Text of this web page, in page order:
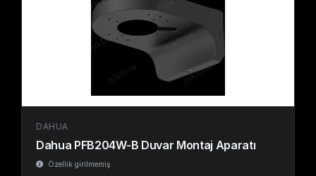
DAHUA
Dahua PFB204W-B Duvar Montaj Aparatı
Özellik girilmemiş